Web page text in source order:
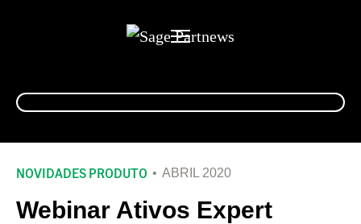
Alternar
navegação
NOVIDADES PRODUTO ABRIL 2020
Webinar Ativos Expert